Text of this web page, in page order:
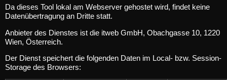
Da dieses Tool lokal am Webserver gehostet wird, findet keine
Datenübertragung an Dritte statt.
Anbieter des Dienstes ist die itweb GmbH, Obachgasse 10, 1220
Wien, Österreich.
Der Dienst speichert die folgenden Daten im Local- bzw. Session-
Storage des Browsers: